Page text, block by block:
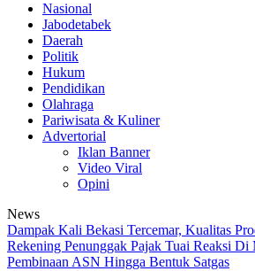
Nasional
Jabodetabek
Daerah
Politik
Hukum
Pendidikan
Olahraga
Pariwisata & Kuliner
Advertorial
Iklan Banner
Video Viral
Opini
News
Dampak Kali Bekasi Tercemar, Kualitas
Rekening Penunggak Pajak Tuai Reaksi Di
Pembinaan ASN Hingga Bentuk Satgas